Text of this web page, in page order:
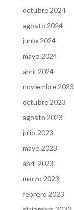
octubre 2024
agosto 2024
junio 2024
mayo 2024
abril 2024
noviembre 2023
octubre 2023
agosto 2023
julio 2023
mayo 2023
abril 2023
marzo 2023
febrero 2023